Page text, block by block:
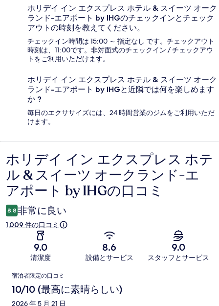
ホリデイ イン エクスプレス ホテル & スイーツ オーク
ランド-エアポート by IHGのチェックインとチェック
アウトの時刻を教えてください。
チェックイン時間は 15:00 ～ 指定なし です。チェックアウト
時刻は、11:00です。非対面式のチェックイン / チェックアウ
トをご利用いただけます。
ホリデイ イン エクスプレス ホテル & スイーツ オーク
ランド-エアポート by IHGと近隣では何を楽しめます
か ?
毎日のエクササイズには、24 時間営業のジムをご利用いただ
けます。
口
コ
ミ
ホリデイ イン エクスプレス ホテ
ル & スイーツ オークランド-エ
アポート by IHGの口コミ
8.8 非常に良い
1,009 件の口コミ
9.0
清潔度
8.6
設備とサービス
9.0
スタッフとサービス
口
コ
宿泊者限定の口コミ
10/10 (最高に素晴らしい)
2026 年 5 月 21 日